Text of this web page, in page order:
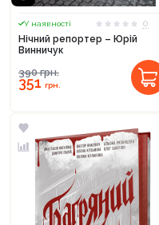
У наявності
0
Нічний репортер – Юрій
Винничук
390грн.
351грн.